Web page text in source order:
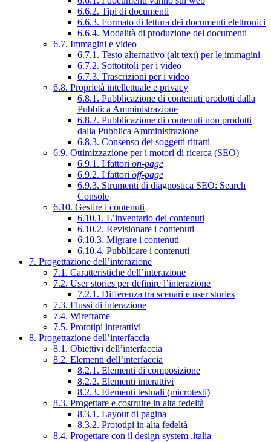
6.6.2. Tipi di documenti
6.6.3. Formato di lettura dei documenti elettronici
6.6.4. Modalità di produzione dei documenti
6.7. Immagini e video
6.7.1. Testo alternativo (alt text) per le immagini
6.7.2. Sottotitoli per i video
6.7.3. Trascrizioni per i video
6.8. Proprietà intellettuale e privacy
6.8.1. Pubblicazione di contenuti prodotti dalla
Pubblica Amministrazione
6.8.2. Pubblicazione di contenuti non prodotti
dalla Pubblica Amministrazione
6.8.3. Consenso dei soggetti ritratti
6.9. Ottimizzazione per i motori di ricerca (SEO)
6.9.1. I fattori on-page
6.9.2. I fattori off-page
6.9.3. Strumenti di diagnostica SEO: Search
Console
6.10. Gestire i contenuti
6.10.1. L’inventario dei contenuti
6.10.2. Revisionare i contenuti
6.10.3. Migrare i contenuti
6.10.4. Pubblicare i contenuti
7. Progettazione dell’interazione
7.1. Caratteristiche dell’interazione
7.2. User stories per definire l’interazione
7.2.1. Differenza tra scenari e user stories
7.3. Flussi di interazione
7.4. Wireframe
7.5. Prototipi interattivi
8. Progettazione dell’interfaccia
8.1. Obiettivi dell’interfaccia
8.2. Elementi dell’interfaccia
8.2.1. Elementi di composizione
8.2.2. Elementi interattivi
8.2.3. Elementi testuali (microtesti)
8.3. Progettare e costruire in alta fedeltà
8.3.1. Layout di pagina
8.3.2. Prototipi in alta fedeltà
8.4. Progettare con il design system .italia